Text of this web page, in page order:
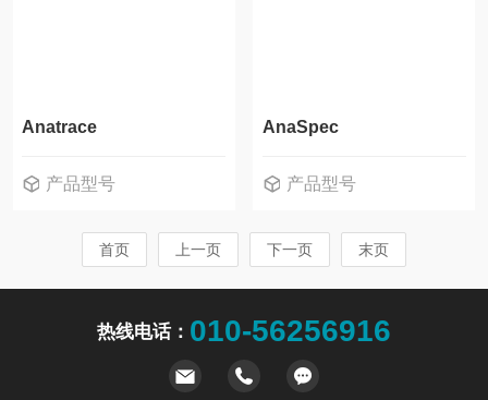
Anatrace
产品型号
AnaSpec
产品型号
首页 上一页 下一页 末页
热线电话： 010-56256916